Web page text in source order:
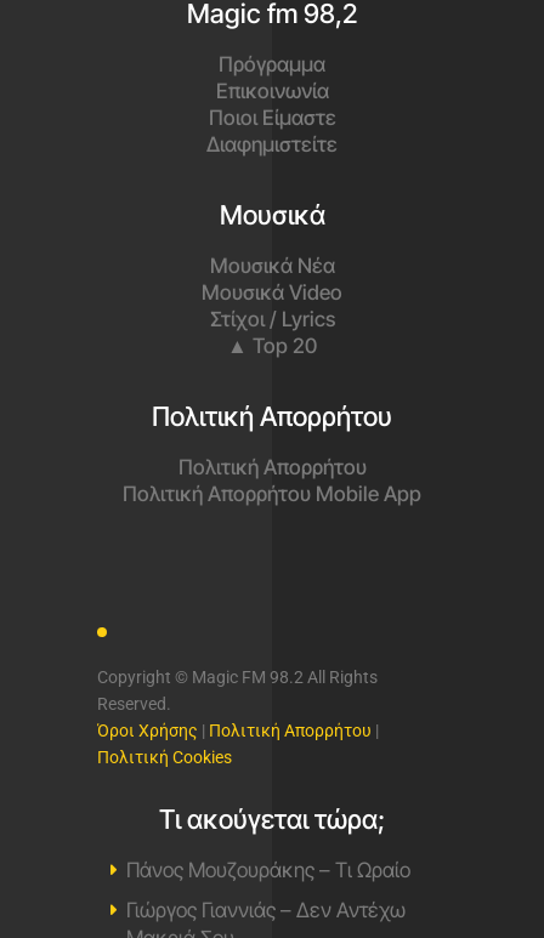
Magic fm 98,2
Πρόγραμμα
Επικοινωνία
Ποιοι Είμαστε
Διαφημιστείτε
Μουσικά
Μουσικά Νέα
Μουσικά Video
Στίχοι / Lyrics
▲ Top 20
Πολιτική Απορρήτου
Πολιτική Απορρήτου
Πολιτική Απορρήτου Mobile App
Copyright © Magic FM 98.2 All Rights
Reserved.
Όροι Χρήσης | Πολιτική Απορρήτου |
Πολιτική Cookies
Τι ακούγεται τώρα;
Πάνος Μουζουράκης – Τι Ωραίο
Γιώργος Γιαννιάς – Δεν Αντέχω